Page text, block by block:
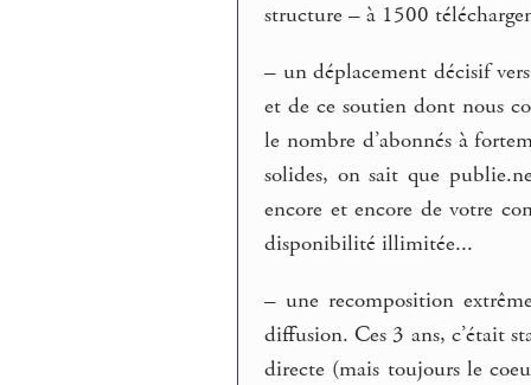
structure – à 1500
– un déplacement décisif
et de ce soutien dont nous
le nombre d’abonnés à
solides, on sait que
encore et encore de votre
disponibilité illimitée...
– une recomposition
diffusion. Ces 3 ans, c’était
directe (mais toujours le